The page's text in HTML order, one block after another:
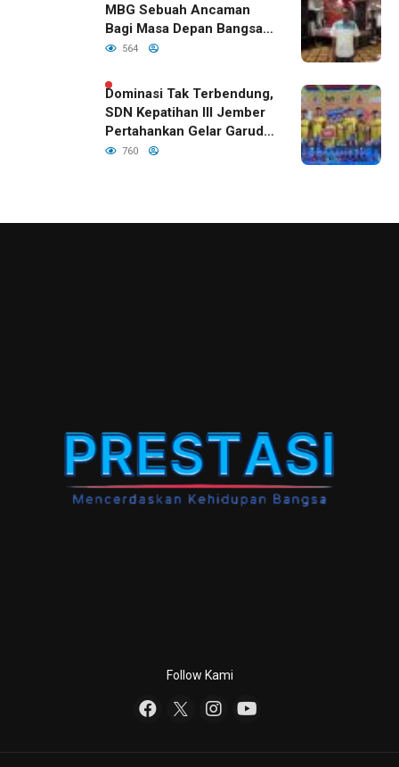
MBG Sebuah Ancaman
Bagi Masa Depan Bangsa
Indonesia
564
Dominasi Tak Terbendung,
SDN Kepatihan III Jember
Pertahankan Gelar Garuda
Cup 2026
760
Follow Kami